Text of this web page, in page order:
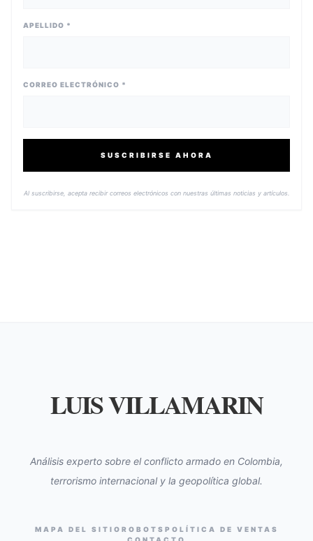
APELLIDO *
CORREO ELECTRÓNICO *
SUSCRIBIRSE AHORA
Al suscribirse, acepta recibir correos electrónicos con nuestras últimas noticias y artículos.
LUIS VILLAMARIN
Análisis experto sobre el conflicto armado en Colombia,
terrorismo internacional y la geopolítica global.
MAPA DEL SITIO ROBOTS POLÍTICA DE VENTAS